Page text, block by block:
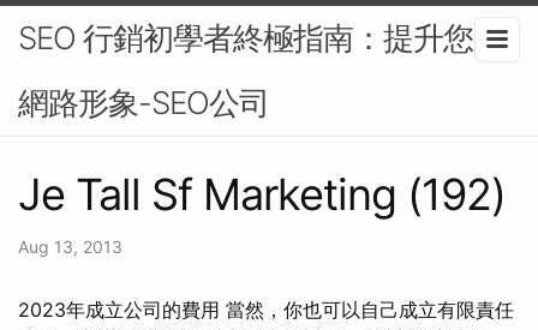
SEO 行銷初學者終極指南：提升您的
網路形象-SEO公司
Je Tall Sf Marketing (192)
Aug 13, 2013
2023年成立公司的費用 當然，你也可以自己成立有限責任